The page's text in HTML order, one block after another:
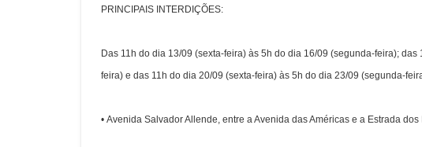
PRINCIPAIS INTERDIÇÕES:
Das 11h do dia 13/09 (sexta-feira) às 5h do dia 16/09 (segunda-feira);
feira) e das 11h do dia 20/09 (sexta-feira) às 5h do dia 23/09 (segunda-
• Avenida Salvador Allende, entre a Avenida das Américas e a Estrada